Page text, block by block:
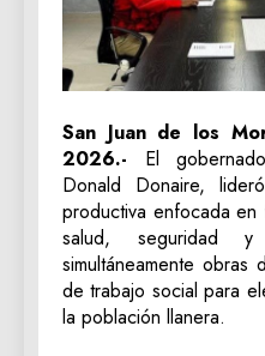
San Juan de los
2026.- El
Donald Donaire,
productiva enfocada
salud, seguridad y
simultáneamente obras
de trabajo social para
la población llanera.